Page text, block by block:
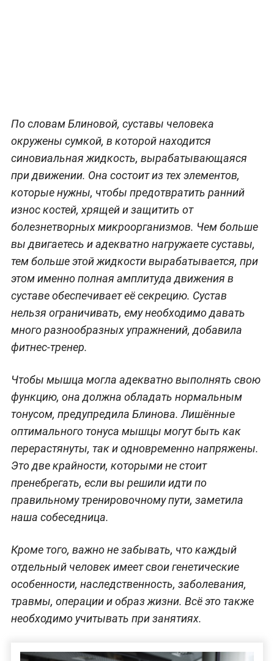
По словам Блиновой, суставы человека
окружены сумкой, в которой находится
синовиальная жидкость, вырабатывающаяся
при движении. Она состоит из тех элементов,
которые нужны, чтобы предотвратить ранний
износ костей, хрящей и защитить от
болезнетворных микроорганизмов. Чем больше
вы двигаетесь и адекватно нагружаете суставы,
тем больше этой жидкости вырабатывается, при
этом именно полная амплитуда движения в
суставе обеспечивает её секрецию. Сустав
нельзя ограничивать, ему необходимо давать
много разнообразных упражнений, добавила
фитнес-тренер.
Чтобы мышца могла адекватно выполнять свою
функцию, она должна обладать нормальным
тонусом, предупредила Блинова. Лишённые
оптимального тонуса мышцы могут быть как
перерастянуты, так и одновременно напряжены.
Это две крайности, которыми не стоит
пренебрегать, если вы решили идти по
правильному тренировочному пути, заметила
наша собеседница.
Кроме того, важно не забывать, что каждый
отдельный человек имеет свои генетические
особенности, наследственность, заболевания,
травмы, операции и образ жизни. Всё это также
необходимо учитывать при занятиях.